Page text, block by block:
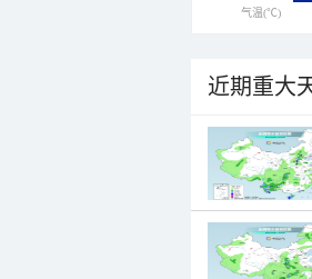
气温(℃)
近期重大